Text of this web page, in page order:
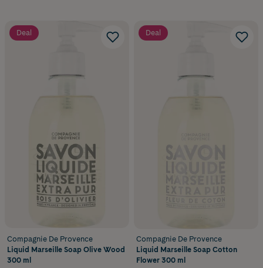
Deal
Compagnie De Provence
Liquid Marseille Soap Olive Wood
300 ml
Deal
Compagnie De Provence
Liquid Marseille Soap Cotton
Flower 300 ml